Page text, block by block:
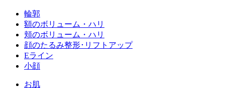
輪郭
額のボリューム・ハリ
頬のボリューム・ハリ
顔のたるみ整形･リフトアップ
Eライン
小顔
お肌